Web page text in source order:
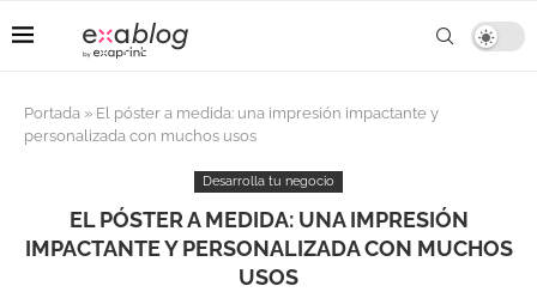
Portada » El póster a medida: una impresión impactante y
personalizada con muchos usos
Desarrolla tu negocio
EL PÓSTER A MEDIDA: UNA IMPRESIÓN
IMPACTANTE Y PERSONALIZADA CON MUCHOS
USOS